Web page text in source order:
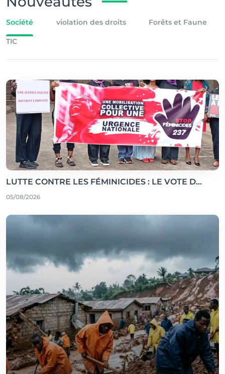
Société violation des droits Forêts et Faune
TIC
LUTTE CONTRE LES FÉMINICIDES : LE VOTE D...
05/08/2026